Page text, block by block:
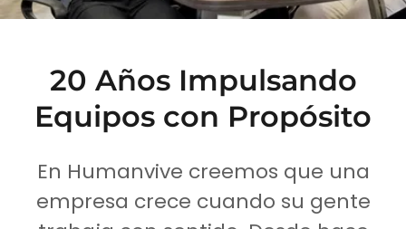
20 Años Impulsando
Equipos con Propósito
En Humanvive creemos que una
empresa crece cuando su gente